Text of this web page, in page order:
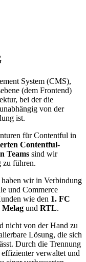
System (CMS),
(dem Frontend)
bei der die
von der
ist.
für Contentful in
Contentful-
Teams sind wir
zu führen.
haben wir in Verbindung
und Commerce
wie den 1. FC
Melag und RTL.
nicht von der Hand zu
Lösung, die sich
Durch die Trennung
verwaltet und